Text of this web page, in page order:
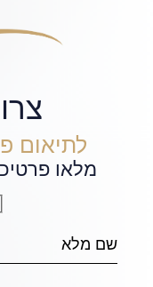
לתיאום
מלאו